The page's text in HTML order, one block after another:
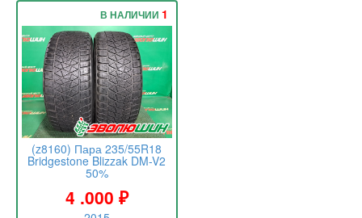
(z8160) Пара 235/55R18
Bridgestone Blizzak DM-V2
50%
4 .000 ₽
В НАЛИЧИИ 1